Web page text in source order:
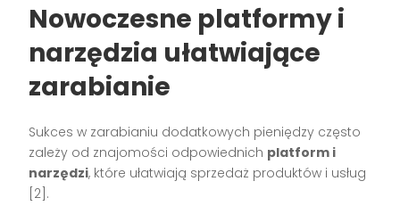
Nowoczesne platformy i
narzędzia ułatwiające
zarabianie
Sukces w zarabianiu dodatkowych pieniędzy często
zależy od znajomości odpowiednich platform i
narzędzi, które ułatwiają sprzedaż produktów i usług
[2].